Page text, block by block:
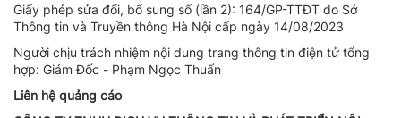
Giấy phép sửa đổi, bổ sung số (lần 2): 164/GP-TTĐT do Sở
Thông tin và Truyền thông Hà Nội cấp ngày 14/08/2023
Người chịu trách nhiệm nội dung trang thông tin điện tử tổng
hợp: Giám Đốc - Phạm Ngọc Thuấn
Liên hệ quảng cáo